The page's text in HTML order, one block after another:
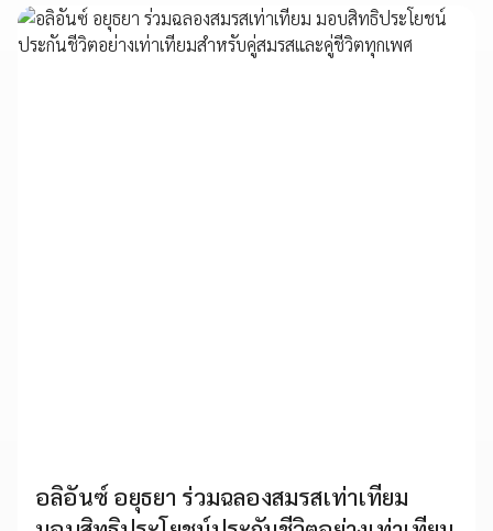
อลิอันซ์ อยุธยา ร่วมฉลองสมรสเท่าเทียม